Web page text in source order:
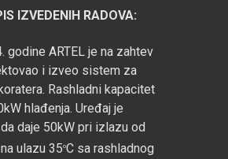
IZVEDENIH RADOVA:
godine ARTEL je na zahtev
i izveo sistem za
Rashladni kapacitet
hlađenja. Uređaj je
daje 50kW pri izlazu od
ulazu 35oC sa rashladnog